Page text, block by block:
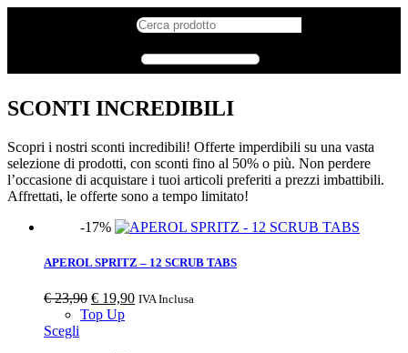
SCONTI INCREDIBILI
Scopri i nostri sconti incredibili! Offerte imperdibili su una vasta
selezione di prodotti, con sconti fino al 50% o più. Non perdere
l’occasione di acquistare i tuoi articoli preferiti a prezzi imbattibili.
Affrettati, le offerte sono a tempo limitato!
-17%
APEROL SPRITZ – 12 SCRUB TABS
€23,90 € 19,90 IVA Inclusa
Top Up
Scegli